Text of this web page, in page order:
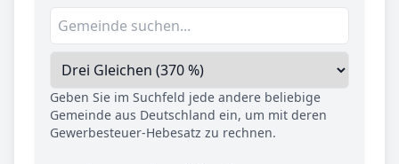
Geben Sie im Suchfeld jede andere beliebige
Gemeinde aus Deutschland ein, um mit deren
Gewerbesteuer-Hebesatz zu rechnen.